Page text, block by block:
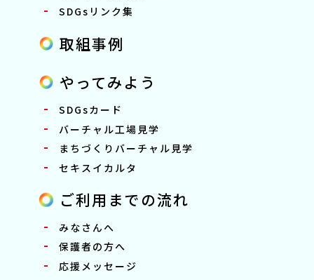
SDGsリンク集
取組事例
やってみよう
SDGsカード
バーチャル工場見学
まちづくりバーチャル見学
セキスイカルタ
ご利用までの流れ
みなさんへ
保護者の方へ
応援メッセージ